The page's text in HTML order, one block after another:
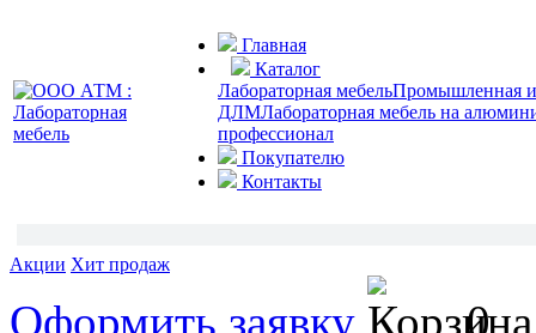
Главная
Каталог
Лабораторная мебельПромышленная и
ДЛМЛабораторная мебель на
профессионал
Покупателю
Контакты
Акции Хит продаж
Оформить заявку 0